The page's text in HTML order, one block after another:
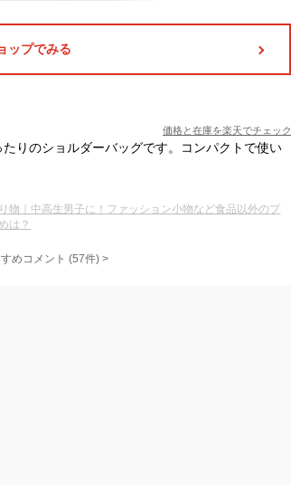
ップでみる
価格と在庫を楽天でチェック
りのショルダーバッグです。コンパクトで使い
物｜中高生男子に！ファッション小物など食品以外のプ
は？
めコメント (57件) >